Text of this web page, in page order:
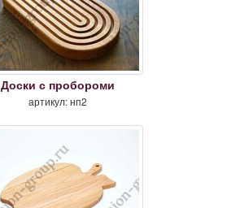
Доски с пробороми
артикул: нп2